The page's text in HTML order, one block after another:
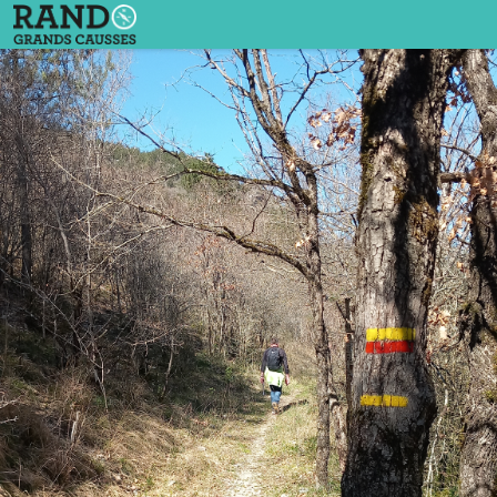
Vissec - La Vernède / TLM Au Cœur du Causse